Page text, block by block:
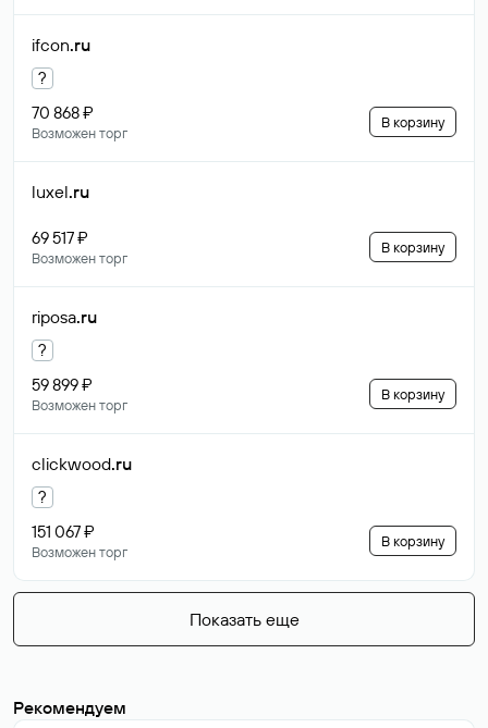
ifcon.ru
?
70 868 ₽
Возможен торг
В корзину
luxel.ru
69 517 ₽
Возможен торг
В корзину
riposa.ru
?
59 899 ₽
Возможен торг
В корзину
clickwood.ru
?
151 067 ₽
Возможен торг
В корзину
Показать еще
Рекомендуем